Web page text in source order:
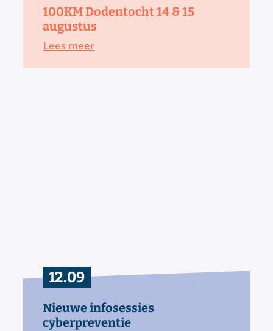
100KM Dodentocht 14 & 15
augustus
Lees meer
12.09
Nieuwe infosessies
cyberpreventie